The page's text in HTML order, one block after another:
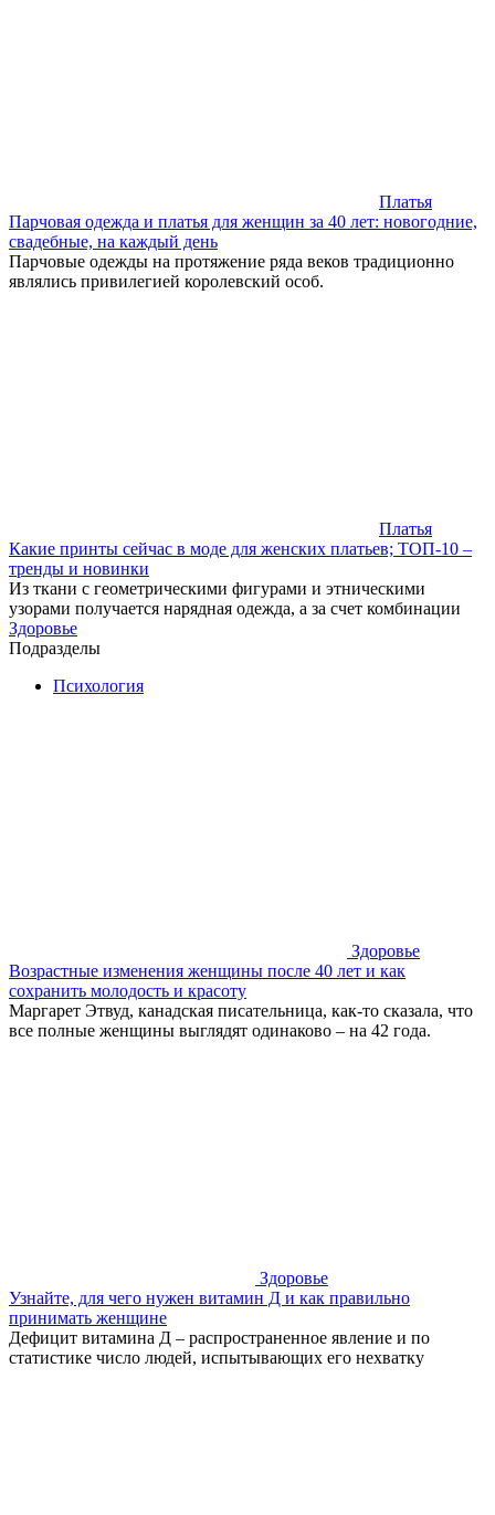
Платья
Парчовая одежда и платья для женщин за 40 лет: новогодние,
свадебные, на каждый день
Парчовые одежды на протяжение ряда веков традиционно
являлись привилегией королевский особ.
Платья
Какие принты сейчас в моде для женских платьев; ТОП-10 –
тренды и новинки
Из ткани с геометрическими фигурами и этническими
узорами получается нарядная одежда, а за счет комбинации
Здоровье
Подразделы
Психология
Здоровье
Возрастные изменения женщины после 40 лет и как
сохранить молодость и красоту
Маргарет Этвуд, канадская писательница, как-то сказала, что
все полные женщины выглядят одинаково – на 42 года.
Здоровье
Узнайте, для чего нужен витамин Д и как правильно
принимать женщине
Дефицит витамина Д – распространенное явление и по
статистике число людей, испытывающих его нехватку